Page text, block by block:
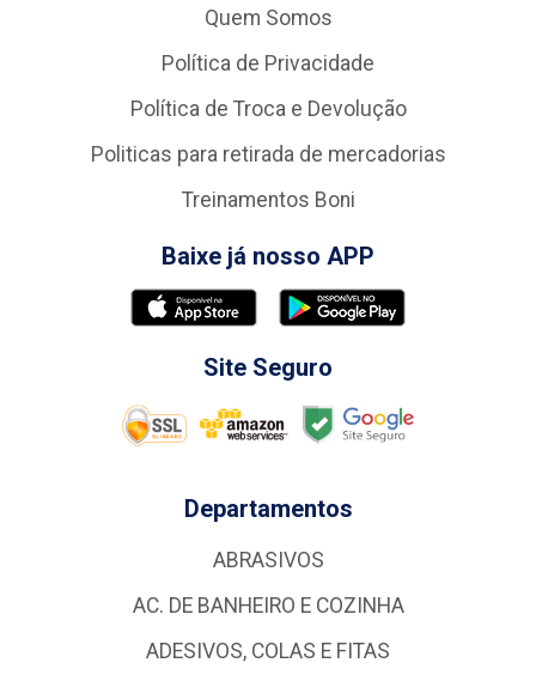
Quem Somos
Política de Privacidade
Política de Troca e Devolução
Politicas para retirada de mercadorias
Treinamentos Boni
Baixe já nosso APP
Site Seguro
Departamentos
ABRASIVOS
AC. DE BANHEIRO E COZINHA
ADESIVOS, COLAS E FITAS